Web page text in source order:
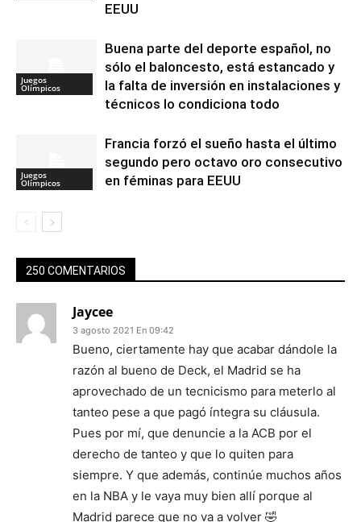
EEUU
Juegos
Olímpicos
Buena parte del deporte español, no
sólo el baloncesto, está estancado y
la falta de inversión en instalaciones y
técnicos lo condiciona todo
Juegos
Olímpicos
Francia forzó el sueño hasta el último
segundo pero octavo oro consecutivo
en féminas para EEUU
250 COMENTARIOS
Jaycee
3 agosto 2021 En 09:42
Bueno, ciertamente hay que acabar dándole la
razón al bueno de Deck, el Madrid se ha
aprovechado de un tecnicismo para meterlo al
tanteo pese a que pagó íntegra su cláusula.
Pues por mí, que denuncie a la ACB por el
derecho de tanteo y que lo quiten para
siempre. Y que además, continúe muchos años
en la NBA y le vaya muy bien allí porque al
Madrid parece que no va a volver 🤣